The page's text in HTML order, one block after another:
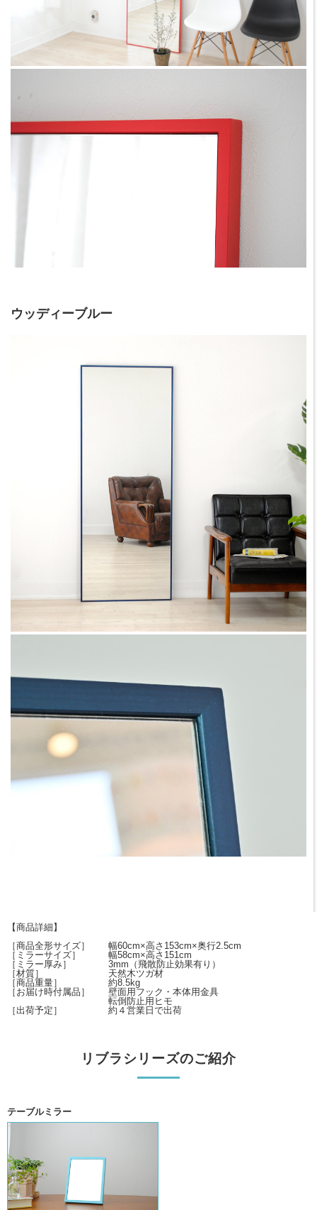
ウッディーブルー
【商品詳細】
［商品全形サイズ］ 幅60cm×高さ153cm×奥行2.5cm
［ミラーサイズ］ 幅58cm×高さ151cm
［ミラー厚み］ 3mm（飛散防止効果有り）
［材質］ 天然木ツガ材
［商品重量］ 約8.5kg
［お届け時付属品］ 壁面用フック・本体用金具
転倒防止用ヒモ
［出荷予定］ 約４営業日で出荷
リブラシリーズのご紹介
テーブルミラー